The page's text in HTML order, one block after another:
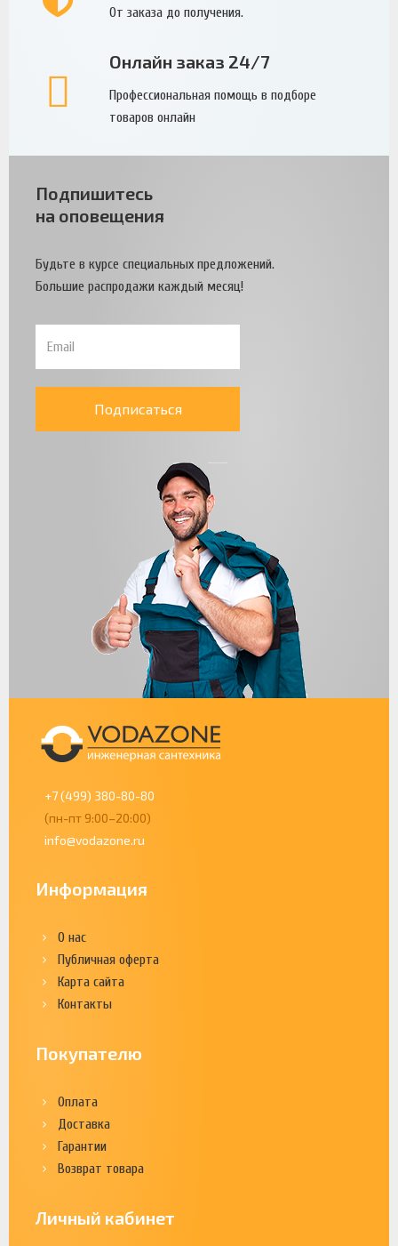
От заказа до получения.
Онлайн заказ 24/7
Профессиональная помощь в подборе
товаров онлайн
Подпишитесь
на оповещения
Будьте в курсе специальных предложений.
Большие распродажи каждый месяц!
Подписаться
+7 (499) 380-80-80
(пн-пт 9:00–20:00)
info@vodazone.ru
Информация
О нас
Публичная оферта
Карта сайта
Контакты
Покупателю
Оплата
Доставка
Гарантии
Возврат товара
Личный кабинет